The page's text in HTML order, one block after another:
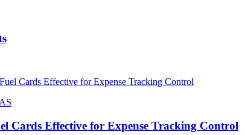
Cards Effective for Expense Tracking Control